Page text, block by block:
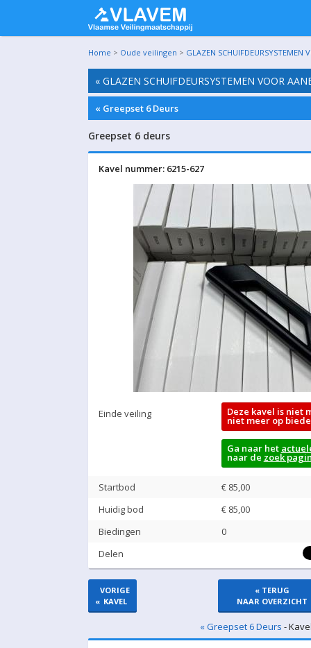
Home > Oude veilingen > GLAZEN SCHUIFDEURSYSTEMEN
« GLAZEN SCHUIFDEURSYSTEMEN VOOR
« Greepset 6 Deurs
Greepset 6 deurs
Kavel nummer: 6215-627
Einde veiling Deze kavel is niet
niet meer op
Ga naar het
naar de zoek
Startbod
€ 85,00
Huidig bod
€ 85,00
Biedingen
0
Delen
«
VORIGE
KAVEL
« TERUG
NAAR OVERZICHT
« Greepset 6 Deurs -